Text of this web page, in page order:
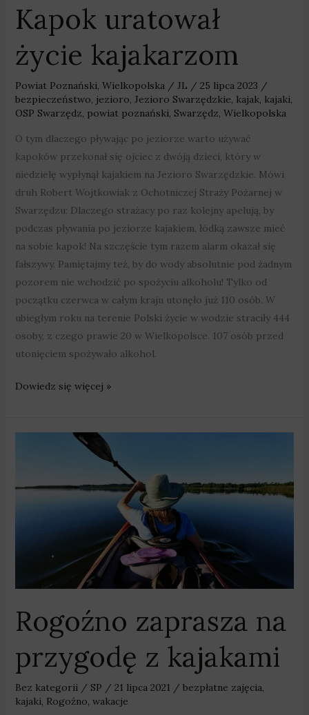
Kapok uratował
życie kajakarzom
Powiat Poznański Wielkopolska / JL / 25 lipca 2023 /
bezpieczeństwo jezioro Jezioro Swarzędzkie kajak, kajaki
OSP Swarzędz powiat poznański Swarzędz Wielkopolska
O tym dlaczego pływając po jeziorze warto używać
kapoków przekonał się ojciec z dwóją dzieci, który w
niedzielę wypłynął kajakiem na Jezioro Swarzędzkie. Mówi
druh Robert Wojtkowiak z Ochotniczej Straży Pożarnej w
Swarzędzu: Dlaczego strażacy po raz kolejny apelują, by
podczas pływania po jeziorze kajakiem, łódką zawsze mieć
na sobie kapok! Na szczęście tym razem alarm okazał się
fałszywy. Pamiętajmy też, by do wody absolutnie pod żadnym
pozorem nie wchodzić po spożyciu alkoholu! Tylko od
początku czerwca w całym kraju utonęło już 110 osób. W
ubiegłym roku na terenie Polski życie w wodzie straciły 444
osoby, z czego prawie 20 w Wielkopolsce. 107 osób przed
utonięciem spożywało alkohol.
Dowiedz się więcej »
Rogoźno zaprasza na
przygodę z kajakami
Bez kategorii/ SP / 21 lipca 2021 / bezpłatne zajęcia,
kajaki, Rogoźno, wakacje
przygodę